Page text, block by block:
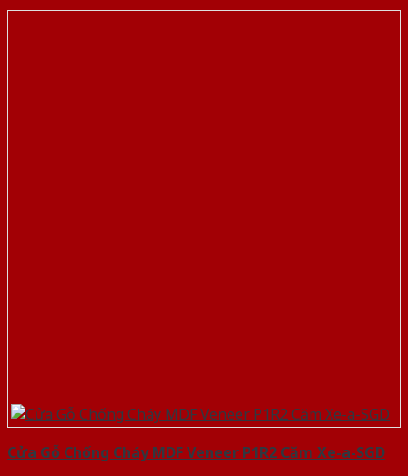
Cửa Gỗ Chống Cháy MDF Veneer P1R2 Căm Xe-a-SGD